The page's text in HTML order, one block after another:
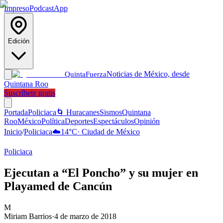
ImpresoPodcastApp
Edición
QuintaFuerzaNoticias de México, desde
Quintana Roo
Suscríbete gratis
PortadaPoliciaca 🌀 HuracanesSismosQuintana
RooMéxicoPolíticaDeportesEspectáculosOpinión
Inicio/Policiaca☁️14°C· Ciudad de México
Policiaca
Ejecutan a “El Poncho” y su mujer en
Playamed de Cancún
M
Miriam Barrios·4 de marzo de 2018